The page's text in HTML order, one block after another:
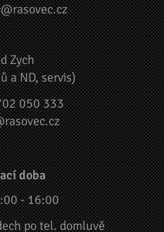
Zych
a ND, servis)
050 333
doba
- 16:00
po tel. domluvě